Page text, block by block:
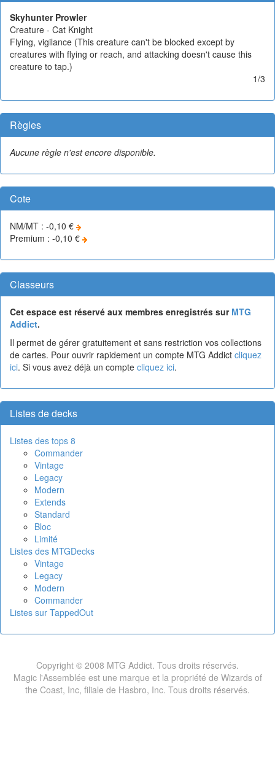
Skyhunter Prowler
Creature - Cat Knight
Flying, vigilance (This creature can't be blocked except by
creatures with flying or reach, and attacking doesn't cause this
creature to tap.)
1/3
Règles
Aucune règle n'est encore disponible.
Cote
NM/MT : -0,10 €
Premium : -0,10 €
Classeurs
Cet espace est réservé aux membres enregistrés sur MTG
Addict.
Il permet de gérer gratuitement et sans restriction vos collections
de cartes. Pour ouvrir rapidement un compte MTG Addict cliquez
ici. Si vous avez déjà un compte cliquez ici.
Listes de decks
Listes des tops 8
Commander
Vintage
Legacy
Modern
Extends
Standard
Bloc
Limité
Listes des MTGDecks
Vintage
Legacy
Modern
Commander
Listes sur TappedOut
Copyright © 2008 MTG Addict. Tous droits réservés.
Magic l'Assemblée est une marque et la propriété de Wizards of
the Coast, Inc, filiale de Hasbro, Inc. Tous droits réservés.